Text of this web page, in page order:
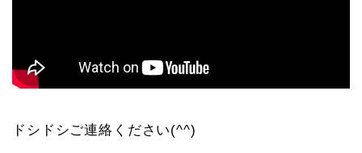
ドシドシご連絡ください(^^)